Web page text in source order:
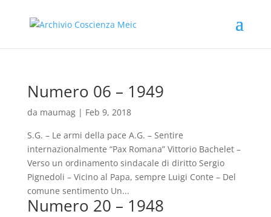
Numero 06 – 1949
da maumag| Feb 9, 2018
S.G. – Le armi della pace A.G. – Sentire
internazionalmente “Pax Romana” Vittorio Bachelet –
Verso un ordinamento sindacale di diritto Sergio
Pignedoli – Vicino al Papa, sempre Luigi Conte – Del
comune sentimento Un...
Numero 20 – 1948